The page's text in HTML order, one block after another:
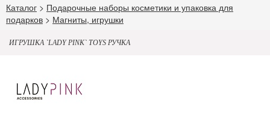
Каталог > Подарочные наборы косметики и упаковка для
подарков > Магниты, игрушки
ИГРУШКА `LADY PINK` TOYS РУЧКА